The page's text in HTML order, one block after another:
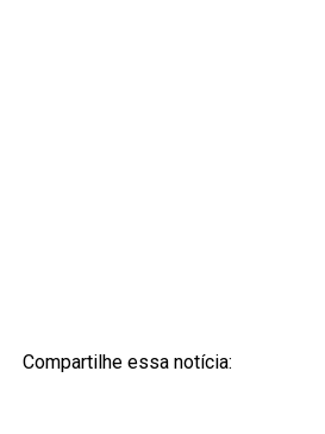
Compartilhe essa notícia: